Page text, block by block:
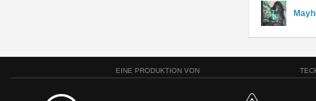
EINE PRODUKTION VON